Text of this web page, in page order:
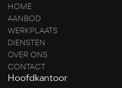
HOME
AANBOD
WERKPLAATS
DIENSTEN
OVER ONS
CONTACT
Hoofdkantoor